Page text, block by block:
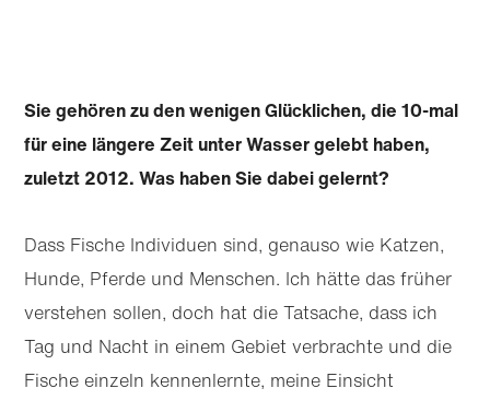
Sie gehören zu den wenigen Glücklichen, die 10-mal
für eine längere Zeit unter Wasser gelebt haben,
zuletzt 2012. Was haben Sie dabei gelernt?
Dass Fische Individuen sind, genauso wie Katzen,
Hunde, Pferde und Menschen. Ich hätte das früher
verstehen sollen, doch hat die Tatsache, dass ich
Tag und Nacht in einem Gebiet verbrachte und die
Fische einzeln kennenlernte, meine Einsicht